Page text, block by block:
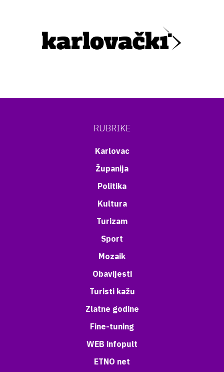
RUBRIKE
Karlovac
Županija
Politika
Kultura
Turizam
Sport
Mozaik
Obavijesti
Turisti kažu
Zlatne godine
Fine-tuning
WEB infopult
ETNO net